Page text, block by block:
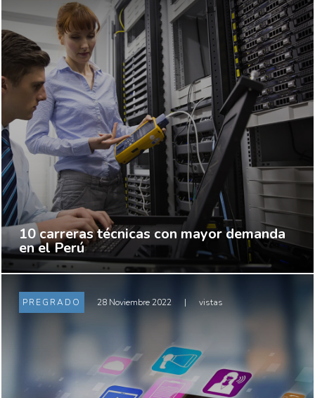
10 carreras técnicas con mayor demanda
en el Perú
PREGRADO 28 Noviembre 2022 | vistas